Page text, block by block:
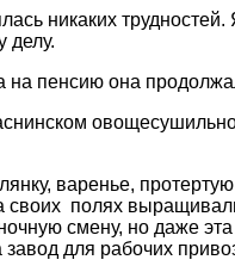
никаких
делу.
пенсию она
варенье,
полях
смену, но даже
для рабочих